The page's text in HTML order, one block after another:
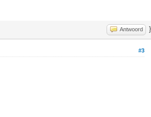
Antwoord }
#3